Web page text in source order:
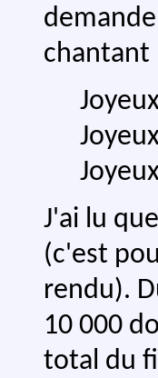
chantant
J'ai lu
(c'est
rendu).
10 000
total du